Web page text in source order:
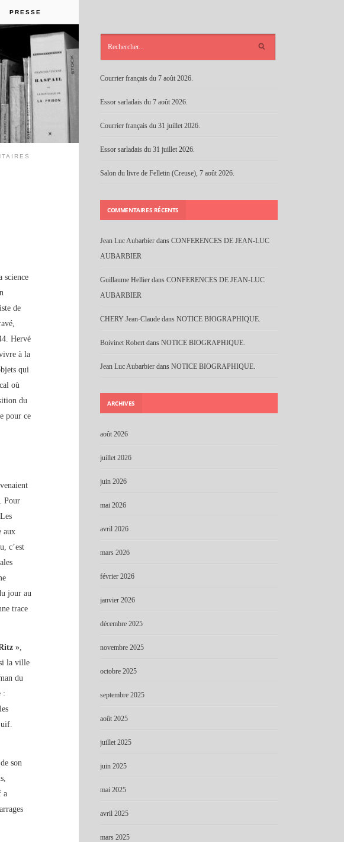
PRESSE
science
de
Hervé
à la
qui
où
du
pour ce
Pour
aux
c’est
jour au
trace
»,
la ville
du
:
son
a
Courrier français du 7 août 2026.
Essor sarladais du 7 août 2026.
Courrier français du 31 juillet 2026.
Essor sarladais du 31 juillet 2026.
Salon du livre de Felletin (Creuse), 7 août 2026.
COMMENTAIRES RÉCENTS
Jean Luc Aubarbier dans CONFERENCES DE JEAN-LUC
AUBARBIER
Guillaume Hellier dans CONFERENCES DE JEAN-LUC
AUBARBIER
CHERY Jean-Claude dans NOTICE BIOGRAPHIQUE.
Boivinet Robert dans NOTICE BIOGRAPHIQUE.
Jean Luc Aubarbier dans NOTICE BIOGRAPHIQUE.
ARCHIVES
août 2026
juillet 2026
juin 2026
mai 2026
avril 2026
mars 2026
février 2026
janvier 2026
décembre 2025
novembre 2025
octobre 2025
septembre 2025
août 2025
juillet 2025
juin 2025
mai 2025
avril 2025
mars 2025